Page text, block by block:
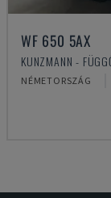
WF 650 5AX
KUNZMANN -
NÉMETORSZÁG